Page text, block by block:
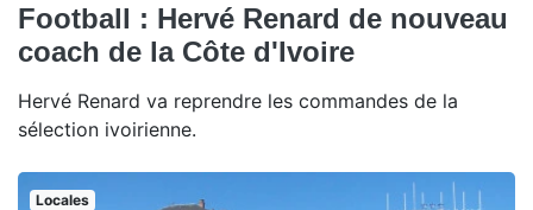
Football : Hervé Renard de nouveau
coach de la Côte d'Ivoire
Hervé Renard va reprendre les commandes de la
sélection ivoirienne.
Locales